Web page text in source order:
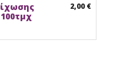
2,00 €